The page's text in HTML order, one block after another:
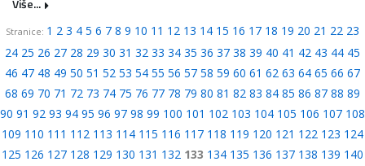
Više...
Stranice: 1 2 3 4 5 6 7 8 9 10 11 12 13 14 15 16 17 18 19 20 21 22 23
24 25 26 27 28 29 30 31 32 33 34 35 36 37 38 39 40 41 42 43 44 45
46 47 48 49 50 51 52 53 54 55 56 57 58 59 60 61 62 63 64 65 66 67
68 69 70 71 72 73 74 75 76 77 78 79 80 81 82 83 84 85 86 87 88 89
90 91 92 93 94 95 96 97 98 99 100 101 102 103 104 105 106 107 108
109 110 111 112 113 114 115 116 117 118 119 120 121 122 123 124
125 126 127 128 129 130 131 132 133 134 135 136 137 138 139 140